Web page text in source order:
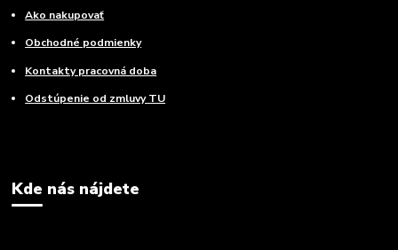
Ako nakupovať
Obchodné podmienky
Kontakty pracovná doba
Odstúpenie od zmluvy TU
Kde nás nájdete